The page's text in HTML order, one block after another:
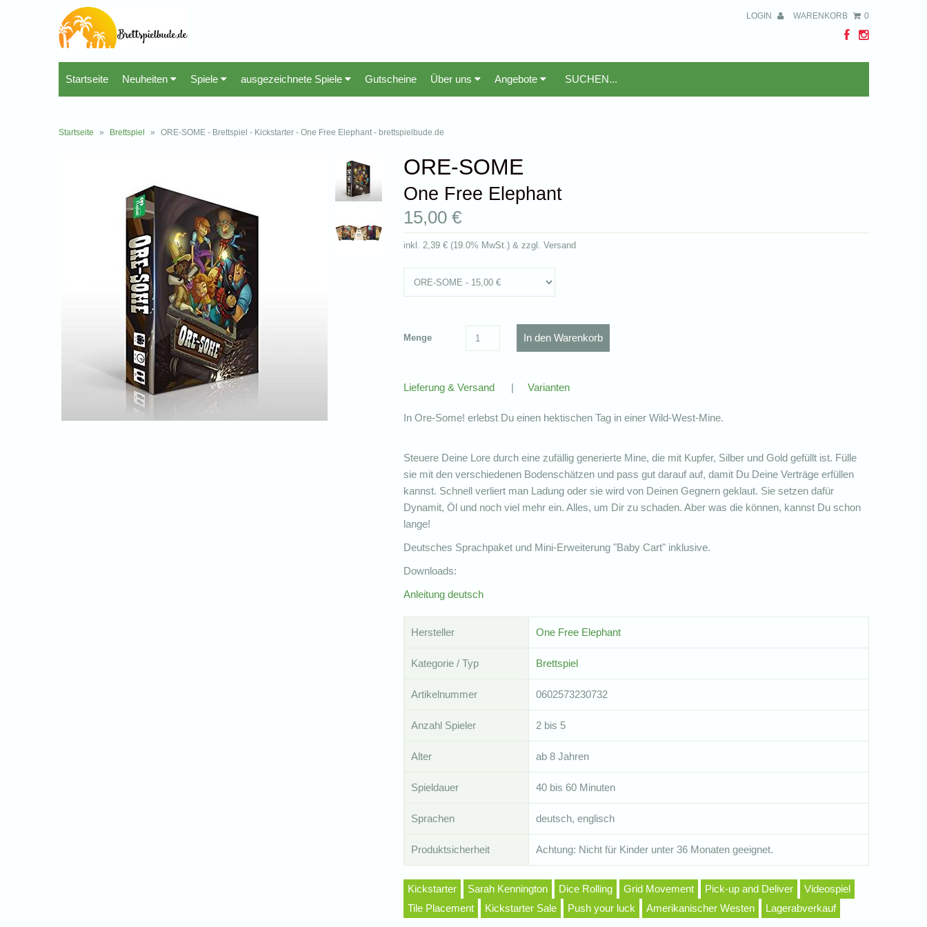
LOGIN WARENKORB 0
Startseite Neuheiten Spiele ausgezeichnete Spiele Gutscheine Über uns Angebote
Startseite » Brettspiel » ORE-SOME - Brettspiel - Kickstarter - One Free Elephant - brettspielbude.de
ORE-SOME
One Free Elephant
15,00 €
inkl. 2,39 €(19.0% MwSt.) & zzgl. Versand
Menge
Lieferung & Versand | Varianten
In Ore-Some! erlebst Du einen hektischen Tag in einer Wild-West-Mine.
Steuere Deine Lore durch eine zufällig generierte Mine, die mit Kupfer, Silber und Gold gefüllt ist. Fülle
sie mit den verschiedenen Bodenschätzen und pass gut darauf auf, damit Du Deine Verträge erfüllen
kannst. Schnell verliert man Ladung oder sie wird von Deinen Gegnern geklaut. Sie setzen dafür
Dynamit, Öl und noch viel mehr ein. Alles, um Dir zu schaden. Aber was die können, kannst Du schon
lange!
Deutsches Sprachpaket und Mini-Erweiterung "Baby Cart" inklusive.
Downloads:
Anleitung deutsch
Hersteller One Free Elephant
Kategorie / Typ Brettspiel
Artikelnummer 0602573230732
Anzahl Spieler 2 bis 5
Alter ab 8 Jahren
Spieldauer 40 bis 60 Minuten
Sprachen deutsch, englisch
Produktsicherheit Achtung: Nicht für Kinder unter 36 Monaten geeignet.
Kickstarter Sarah Kennington Dice Rolling Grid Movement Pick-up and Deliver
Videospiel
Tile Placement
Kickstarter Sale Push your luck Amerikanischer Westen Lagerabverkauf